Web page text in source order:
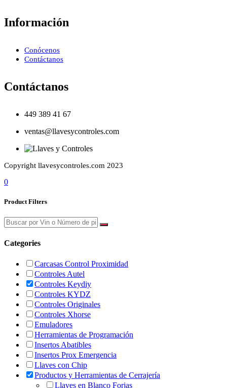
Información
Conócenos
Contáctanos
Contáctanos
449 389 41 67
ventas@llavesycontroles.com
Copyright llavesycontroles.com 2023
0
Product Filters
Categories
Carcasas Control Proximidad
Controles Autel
Controles Keydiy
Controles KYDZ
Controles Originales
Controles Xhorse
Emuladores
Herramientas de Programación
Insertos Abatibles
Insertos Prox Emergencia
Llaves con Chip
Productos y Herramientas de Cerrajería
Llaves en Blanco Forjas